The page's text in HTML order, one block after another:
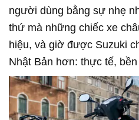
người dùng bằng sự nhẹ
thứ mà những chiếc xe
hiệu, và giờ được Suzuki
Nhật Bản hơn: thực tế,